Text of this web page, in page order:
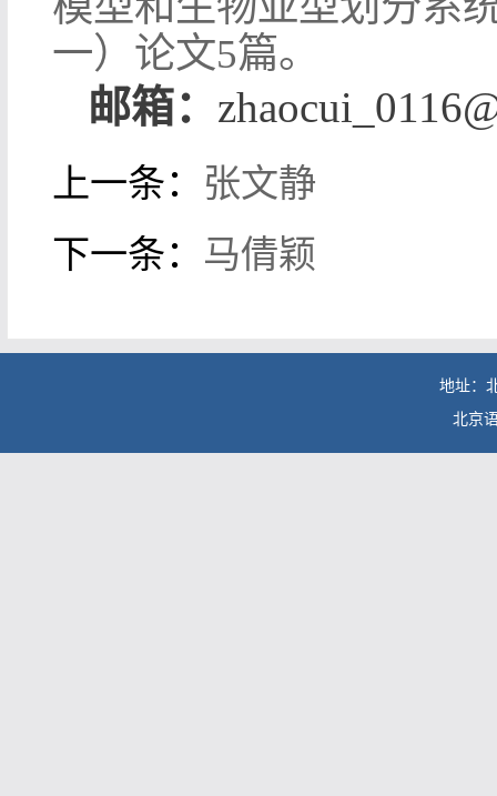
一）论文5篇。
邮箱：
上一条： 张文静
下一条： 马倩颖
地址：
北京